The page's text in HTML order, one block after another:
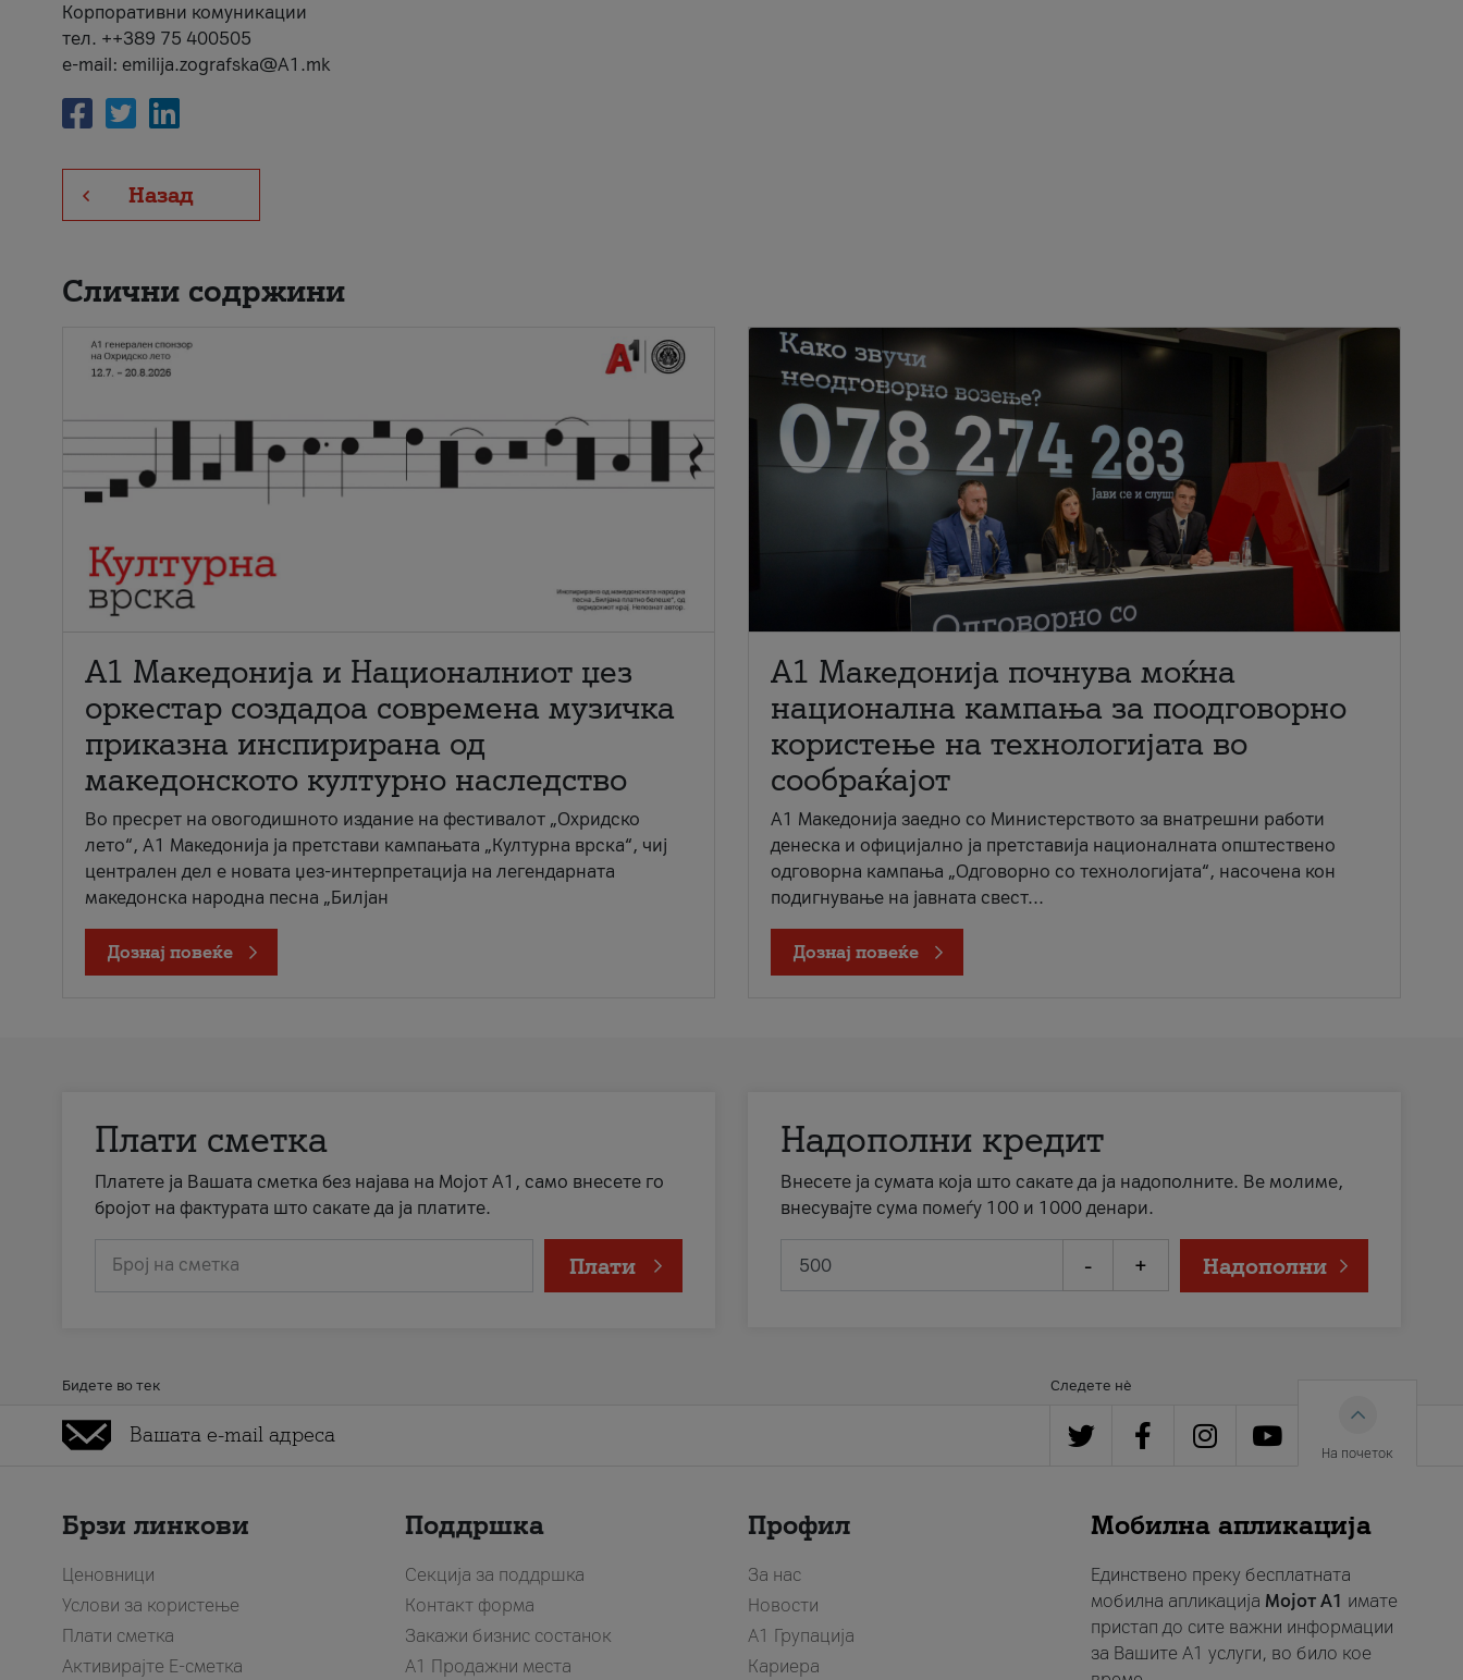
Корпоративни комуникации
тел. ++389 75 400505
e-mail: emilija.zografska@A1.mk
Назад
Слични содржини
А1 Македонија и Националниот џез
оркестар создадоа современа музичка
приказна инспирирана од
македонското културно наследство
Во пресрет на овогодишното издание на фестивалот „Охридско
лето“, А1 Македонија ја претстави кампањата „Културна врска“, чиј
централен дел е новата џез-интерпретација на легендарната
македонска народна песна „Билјан
Дознај повеќе
A1 Македонија почнува моќна
национална кампања за поодговорно
користење на технологијата во
сообраќајот
A1 Македонија заедно со Министерството за внатрешни работи
денеска и официјално ја претставија националната општествено
одговорна кампања „Одговорно со технологијата“, насочена кон
подигнување на јавната свест...
Дознај повеќе
Плати сметка
Платете ја Вашата сметка без најава на Мојот А1, само внесете го
бројот на фактурата што сакате да ја платите.
Број на сметка Плати
Надополни кредит
Внесете ја сумата која што сакате да ја надополните. Ве молиме,
внесувајте сума помеѓу 100 и 1000 денари.
- + Надополни
Бидете во тек Следете нè
На почеток
Брзи линкови
Ценовници
Услови за користење
Плати сметка
Активирајте Е-сметка
Поддршка
Секција за поддршка
Контакт форма
Закажи бизнис состанок
A1 Продажни места
Профил
За нас
Новости
А1 Групација
Кариера
Мобилна апликација
Единствено преку бесплатната
мобилна апликација Мојот A1 имате
пристап до сите важни информации
за Вашите A1 услуги, во било кое